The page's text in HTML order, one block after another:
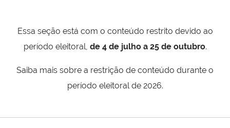
Essa seção está com o conteúdo restrito devido ao
período eleitoral, de 4 de julho a 25 de outubro.
Saiba mais sobre a restrição de conteúdo durante o
período eleitoral de 2026.